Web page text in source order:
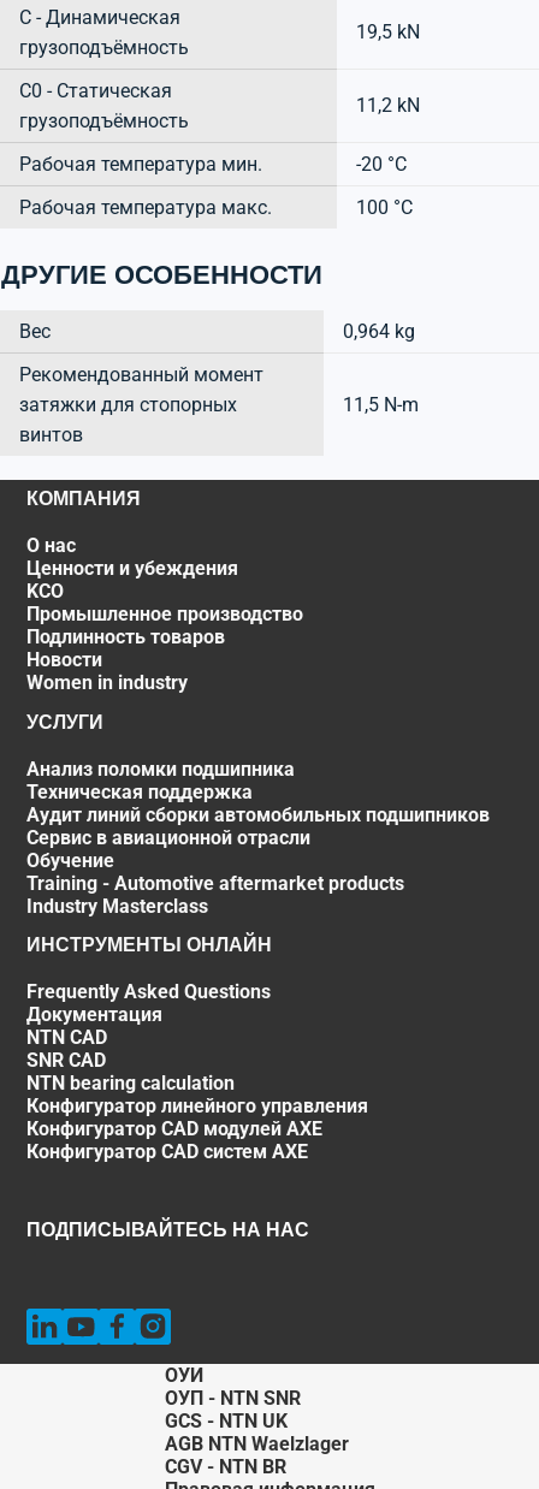
C - Динамическая
грузоподъёмность
19,5 kN
C0 - Статическая
грузоподъёмность
11,2 kN
Рабочая температура мин.
-20 °C
Рабочая температура макс.
100 °C
ДРУГИЕ ОСОБЕННОСТИ
Вес
0,964 kg
Рекомендованный момент
затяжки для стопорных
винтов
11,5 N-m
КОМПАНИЯ
О нас
Ценности и убеждения
KCO
Промышленное производство
Подлинность товаров
Новости
Women in industry
УСЛУГИ
Анализ поломки подшипника
Техническая поддержка
Аудит линий сборки автомобильных подшипников
Сервис в авиационной отрасли
Обучение
Training - Automotive aftermarket products
Industry Masterclass
ИНСТРУМЕНТЫ ОНЛАЙН
Frequently Asked Questions
Документация
NTN CAD
SNR CAD
NTN bearing calculation
Конфигуратор линейного управления
Конфигуратор CAD модулей AXE
Конфигуратор CAD систем AXE
ПОДПИСЫВАЙТЕСЬ НА НАС
ОУИ
ОУП - NTN SNR
GCS - NTN UK
AGB NTN Waelzlager
CGV - NTN BR